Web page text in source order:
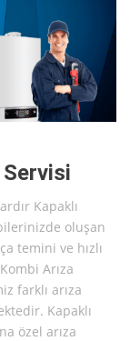
Servisi
Kapaklı
oluşan
temini ve hızlı
Arıza
farklı arıza
Kapaklı
özel arıza